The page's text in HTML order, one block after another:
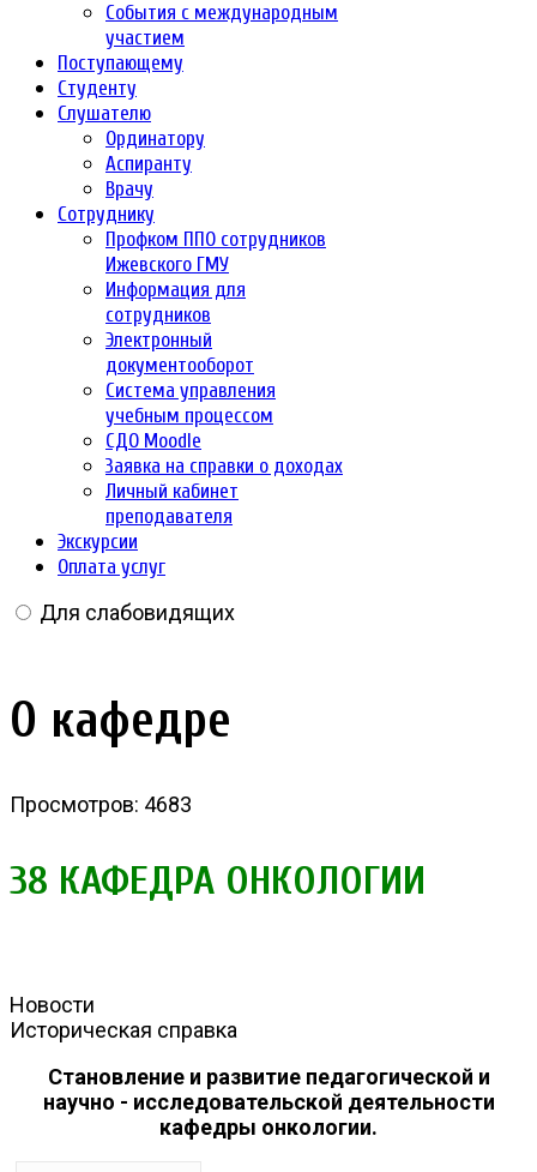
События с международным
участием
Поступающему
Студенту
Слушателю
Ординатору
Аспиранту
Врачу
Сотруднику
Профком ППО сотрудников
Ижевского ГМУ
Информация для
сотрудников
Электронный
документооборот
Система управления
учебным процессом
СДО Moodle
Заявка на справки о доходах
Личный кабинет
преподавателя
Экскурсии
Оплата услуг
Для слабовидящих
О кафедре
Просмотров: 4683
38 КАФЕДРА ОНКОЛОГИИ
Новости
Историческая справка
Становление и развитие педагогической и
научно - исследовательской деятельности
кафедры онкологии.